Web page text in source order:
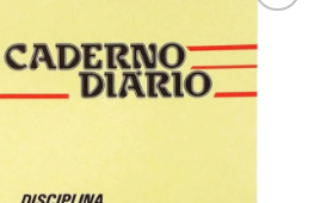
Add to
wishlist